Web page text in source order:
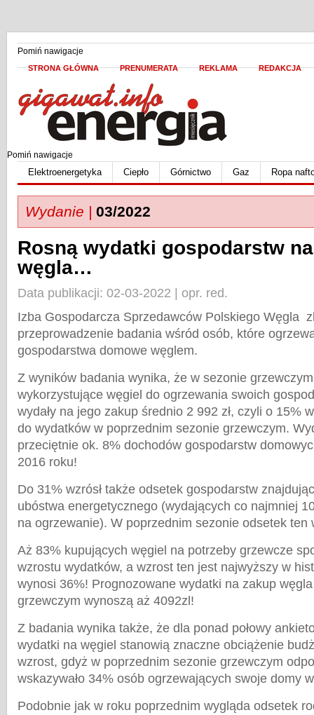
Pomiń nawigacje
STRONA GŁÓWNA PRENUMERATA REKLAMA REDAKCJA
Pomiń nawigacje
Elektroenergetyka Ciepło Górnictwo Gaz Ropa
Wydanie | 03/2022
Rosną wydatki gospodarstw
węgla…
Data publikacji: 02-03-2022 | opr. red.
Izba Gospodarcza Sprzedawców Polskiego Węgla
przeprowadzenie badania wśród osób, które
gospodarstwa domowe węglem.
Z wyników badania wynika, że w sezonie
wykorzystujące węgiel do ogrzewania swoich
wydały na jego zakup średnio 2 992 zł, czyli o 15%
do wydatków w poprzednim sezonie grzewczym.
przeciętnie ok. 8% dochodów gospodarstw
2016 roku!
Do 31% wzrósł także odsetek gospodarstw
ubóstwa energetycznego (wydających co najmniej
na ogrzewanie). W poprzednim sezonie odsetek ten
Aż 83% kupujących węgiel na potrzeby grzewcze
wzrostu wydatków, a wzrost ten jest najwyższy w
wynosi 36%! Prognozowane wydatki na zakup
grzewczym wynoszą aż 4092zl!
Z badania wynika także, że dla ponad połowy
wydatki na węgiel stanowią znaczne obciążenie
wzrost, gdyż w poprzednim sezonie grzewczym
wskazywało 34% osób ogrzewających swoje domy
Podobnie jak w roku poprzednim wygląda odsetek